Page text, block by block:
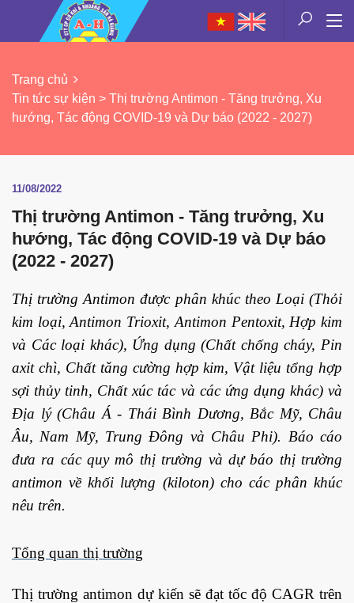
Trang chủ
Tin tức sự kiện > Thị trường Antimon - Tăng trưởng, Xu
hướng, Tác động COVID-19 và Dự báo (2022 - 2027)
11/08/2022
Thị trường Antimon - Tăng trưởng, Xu
hướng, Tác động COVID-19 và Dự báo
(2022 - 2027)
Thị trường Antimon được phân khúc theo Loại (Thỏi
kim loại, Antimon Trioxit, Antimon Pentoxit, Hợp kim
và Các loại khác), Ứng dụng (Chất chống cháy, Pin
axit chì, Chất tăng cường hợp kim, Vật liệu tổng hợp
sợi thủy tinh, Chất xúc tác và các ứng dụng khác) và
Địa lý (Châu Á - Thái Bình Dương, Bắc Mỹ, Châu
Âu, Nam Mỹ, Trung Đông và Châu Phi). Báo cáo
đưa ra các quy mô thị trường và dự báo thị trường
antimon về khối lượng (kiloton) cho các phân khúc
nêu trên.
Tổng quan thị trường
Thị trường antimon dự kiến ​​sẽ đạt tốc độ CAGR trên